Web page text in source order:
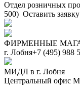
Отдел розничных
500) Оставить заявку
ФИРМЕННЫЕ
г. Лобня+7 (495) 988
МИДЛ в г. Лобня
Центральный офис